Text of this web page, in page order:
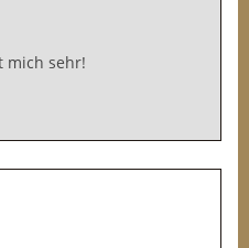
mich sehr!